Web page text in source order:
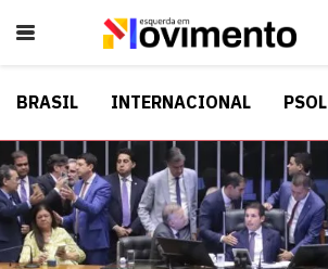
BRASIL INTERNACIONAL PSOL